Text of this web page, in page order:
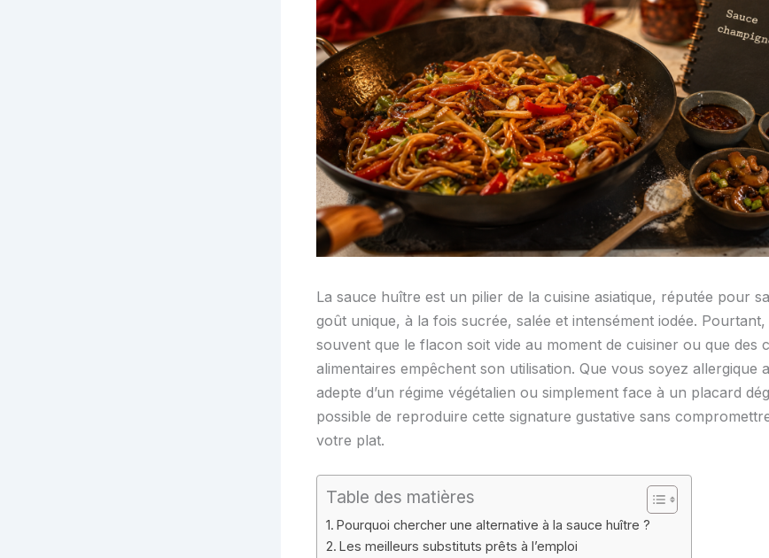
La sauce huître est un pilier de la cuisine asiatique, réputée pour
goût unique, à la fois sucrée, salée et intensément iodée.
souvent que le flacon soit vide au moment de cuisiner ou que des
alimentaires empêchent son utilisation. Que vous soyez allergique
adepte d’un régime végétalien ou simplement face à un placard
possible de reproduire cette signature gustative sans
votre plat.
Table des matières
Pourquoi chercher une alternative à la sauce huître ?
Les meilleurs substituts prêts à l’emploi